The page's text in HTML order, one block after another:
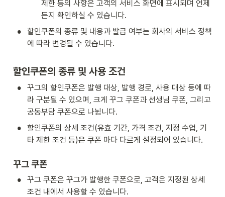
제한 등의 사항은 고객의 서비스 화면에 표시되며 언제
든지 확인하실 수 있습니다.
•
할인쿠폰의 종류 및 내용과 발급 여부는 회사의 서비스 정책
에 따라 변경될 수 있습니다.
할인쿠폰의 종류 및 사용 조건
•
꾸그의 할인쿠폰은 발행 대상, 발행 경로, 사용 대상 등에 따
라 구분될 수 있으며, 크게 꾸그 쿠폰과 선생님 쿠폰, 그리고
공동부담 쿠폰으로 나뉩니다.
•
할인쿠폰의 상세 조건(유효 기간, 가격 조건, 지정 수업, 기
타 제한 조건 등)은 쿠폰 마다 다르게 설정되어 있습니다.
꾸그 쿠폰
•
꾸그 쿠폰은 꾸그가 발행한 쿠폰으로, 고객은 지정된 상세
조건 내에서 사용할 수 있습니다.